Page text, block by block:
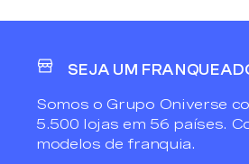
SEJA UM
Somos o Grupo Oniverse
5.500 lojas em 56 países.
modelos de franquia.